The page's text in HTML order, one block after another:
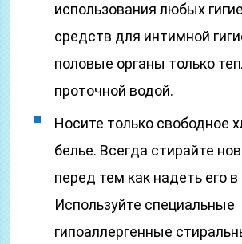
использования любых
средств для интимной
половые органы только
проточной водой.
Носите только свободное
белье. Всегда стирайте
перед тем как надеть его
Используйте специальные
гипоаллергенные